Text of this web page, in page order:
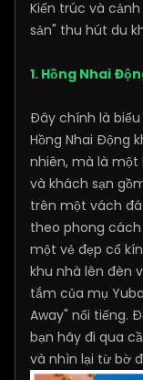
Kiến trúc và
sản" thu hút du
1. Hồng Nhai
Đây chính là
Hồng Nhai Động
nhiên, mà là
và khách sạn
trên một vách đá
theo phong
một vẻ đẹp cổ
khu nhà lên đèn
tắm của mụ
Away" nổi tiếng.
bạn hãy đi qua
và nhìn lại từ bờ